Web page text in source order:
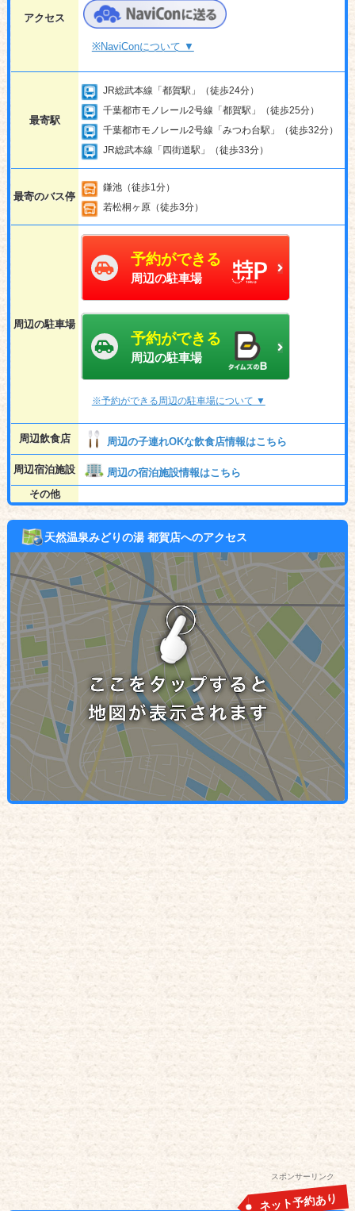
アクセス
※NaviConについて ▼
最寄駅
JR総武本線「都賀駅」（徒歩24分）
千葉都市モノレール2号線「都賀駅」（徒歩25分）
千葉都市モノレール2号線「みつわ台駅」（徒歩32分）
JR総武本線「四街道駅」（徒歩33分）
最寄のバス停
鎌池（徒歩1分）
若松桐ヶ原（徒歩3分）
周辺の駐車場
予約ができる
周辺の駐車場
予約ができる
周辺の駐車場
※予約ができる周辺の駐車場について ▼
周辺飲食店 周辺の子連れOKな飲食店情報はこちら
周辺宿泊施設
周辺の宿泊施設情報はこちら
その他
天然温泉みどりの湯 都賀店へのアクセス
スポンサーリンク
ネット予約あり